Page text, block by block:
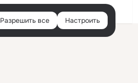
Войти
Разрешить все Настроить